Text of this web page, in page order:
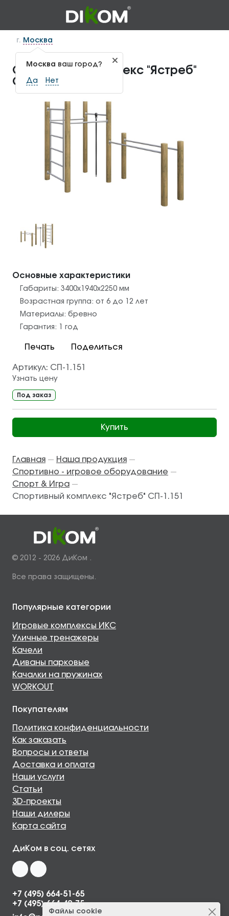
г. Москва
Москва ваш город?
Да Нет
Спортивный комплекс "Ястреб"
СП-1.151
Основные характеристики
Габариты: 3400x1940x2250 мм
Возрастная группа: от 6 до 12 лет
Материалы: бревно
Гарантия:
1 год
Печать Поделиться
Артикул: СП-1.151
Узнать цену
Под заказ
Купить
Главная — Наша продукция —
Спортивно - игровое оборудование —
Спорт & Игра —
Спортивный комплекс "Ястреб" СП-1.151
© 2012 - 2026 ДиКом .
Все права защищены.
Файлы cookie
Популярные категории
Игровые комплексы ИКС
Уличные тренажеры
Качели
Диваны парковые
Качалки на пружинах
WORKOUT
Покупателям
Политика конфиденциальности
Как заказать
Вопросы и ответы
Доставка и оплата
Наши услуги
Статьи
3D-проекты
Наши дилеры
Карта сайта
ДиКом в соц. сетях
+7 (495) 664-51-65
+7 (495) 664-49-75